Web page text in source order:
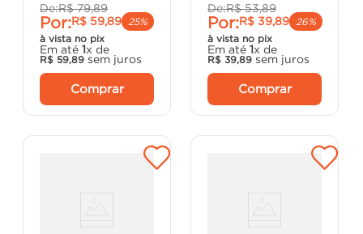
De:R$ 79,89
Por:R$ 59,89
25%
à vista no pix
Em até 1x de
R$ 59,89 sem juros
Comprar
De:R$ 53,89
Por:R$ 39,89
26%
à vista no pix
Em até 1x de
R$ 39,89 sem juros
Comprar